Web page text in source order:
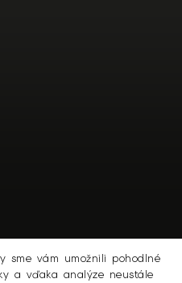
sme vám umožnili pohodlné
a vďaka analýze neustále